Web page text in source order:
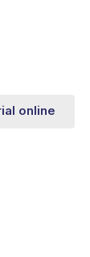
online